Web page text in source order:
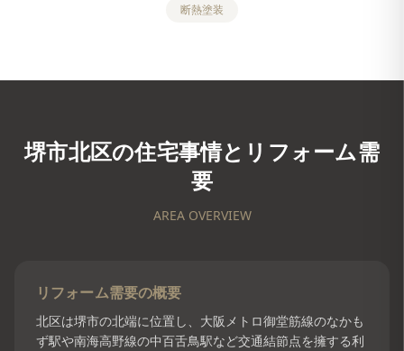
断熱塗装
堺市北区の住宅事情とリフォーム需
要
AREA OVERVIEW
リフォーム需要の概要
北区は堺市の北端に位置し、大阪メトロ御堂筋線のなかも
ず駅や南海高野線の中百舌鳥駅など交通結節点を擁する利